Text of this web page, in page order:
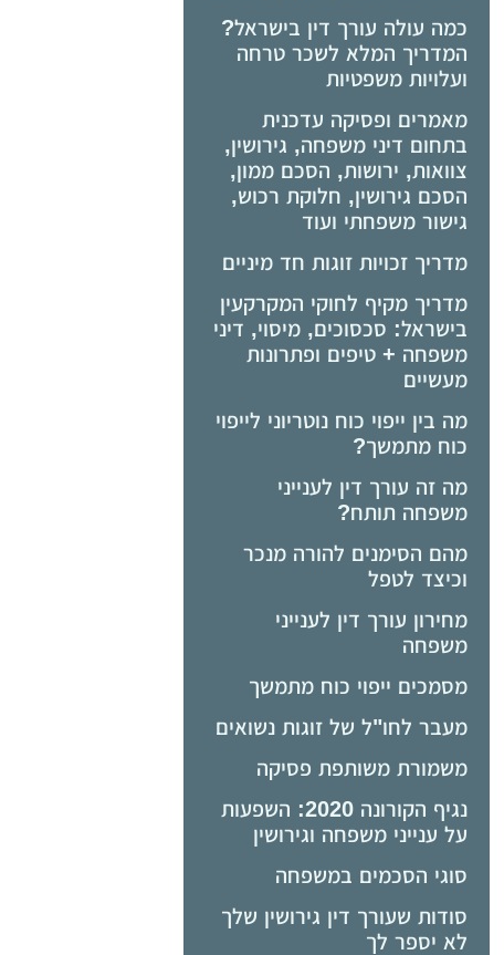
כמה עולה עורך דין בישראל?
המדריך המלא לשכר טרחה
ועלויות משפטיות
מאמרים ופסיקה עדכנית
בתחום דיני משפחה, גירושין,
צוואות, ירושות, הסכם ממון,
הסכם גירושין, חלוקת רכוש,
גישור משפחתי ועוד
מדריך זכויות זוגות חד מיניים
מדריך מקיף לחוקי המקרקעין
בישראל: סכסוכים, מיסוי, דיני
משפחה + טיפים ופתרונות
מעשיים
מה בין ייפוי כוח נוטריוני לייפוי
כוח מתמשך?
מה זה עורך דין לענייני
משפחה תותח?
מהם הסימנים להורה מנכר
וכיצד לטפל
מחירון עורך דין לענייני
משפחה
מסמכים ייפוי כוח מתמשך
מעבר לחו"ל של זוגות נשואים
משמורת משותפת פסיקה
נגיף הקורונה 2020: השפעות
על ענייני משפחה וגירושין
סוגי הסכמים במשפחה
סודות שעורך דין גירושין שלך
לא יספר לך